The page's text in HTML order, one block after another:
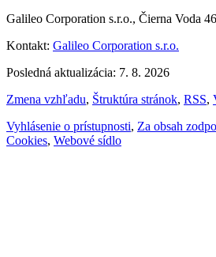
Galileo Corporation s.r.o., Čierna Voda
Kontakt: Galileo Corporation s.r.o.
Posledná aktualizácia: 7. 8. 2026
Zmena vzhľadu, Štruktúra stránok, RSS,
Vyhlásenie o prístupnosti, Za obsah
Cookies, Webové sídlo